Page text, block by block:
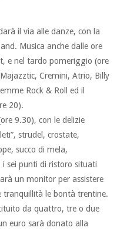
il via alle danze, con la
Musica anche dalle ore
e nel tardo pomeriggio (ore
Cremini, Atrio, Billy
Rock & Roll ed il
20).
9.30), con le delizie
strudel, crostate,
succo di mela,
sei punti di ristoro situati
un monitor per assistere
le bontà trentine.
da quattro, tre o due
euro sarà donato alla